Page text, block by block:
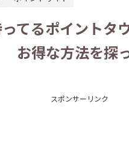
ってるポイント
お得な方法を探
スポンサーリンク